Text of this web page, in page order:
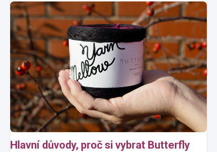
Hlavní důvody, proč si vybrat Butterfly